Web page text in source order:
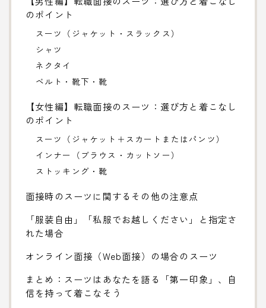
のポイント
スーツ（ジャケット・スラックス）
シャツ
ネクタイ
ベルト・靴下・靴
【女性編】転職面接のスーツ：選び方と着こなし
のポイント
スーツ（ジャケット＋スカートまたはパンツ）
インナー（ブラウス・カットソー）
ストッキング・靴
面接時のスーツに関するその他の注意点
「服装自由」「私服でお越しください」と指定さ
れた場合
オンライン面接（Web面接）の場合のスーツ
まとめ：スーツはあなたを語る「第一印象」、自
信を持って着こなそう